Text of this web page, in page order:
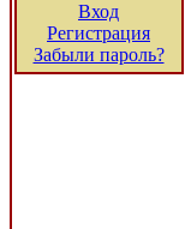
Вход
Регистрация
Забыли пароль?